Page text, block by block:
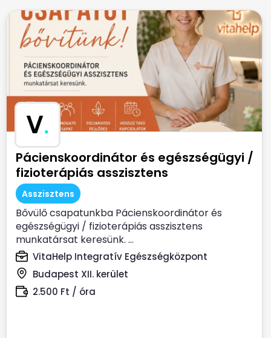
V.
Pácienskoordinátor és egészségügyi /
fizioterápiás asszisztens
Asszisztens
Bővülő csapatunkba Pácienskoordinátor és
egészségügyi / fizioterápiás asszisztens
munkatársat keresünk. ...
VitaHelp Integratív Egészségközpont
Budapest XII. kerület
2.500 Ft / óra